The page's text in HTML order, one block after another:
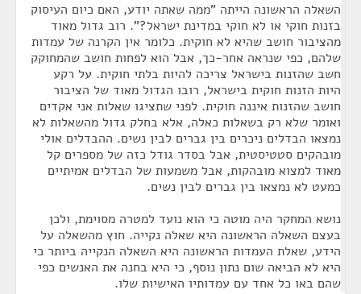
השאלה הראשונה הייתה "ממה שאתה יודע, האם כיום העיסוק
בזנות חוקי או לא חוקי במדינת ישראל?". רוב גדול מאוד
מהציבור חושב שהיא לא חוקית. כלומר אין הקרנה של עמדות
שלהם, כפי שנראה אחר-כך, אבל הוא לפחות חושב שהמחוקק
חשב שהזנות בישראל צריכה להיות בלתי חוקית. על רקע
היות הזנות חוקית בישראל, רובו הגדול מאוד של הציבור
חושב שהזנות איננה חוקית. לפני שתציגו שאלות אני אקדים
ואומר שלא רק בשאלות כאלה, אלא בחלק גדול מהשאלות לא
נמצאו הבדלים ניכרים בין גברים לבין נשים. ההבדלים אולי
מובהקים סטטיסטית, אבל בסדר גודל כזה של מספרים קל
מאוד למצוא מובהקות, אבל משמעות של הבדלים אמיתיים
כמעט לא נמצאו בין גברים לבין נשים.
נושא המחקר היה מוטה כי הוא נועד למטרה מסוימת, ולכן
בעצם השאלה הראשונה היא שאלה נקייה. חוץ מהשאלה על
הידע, שאלת העמדות הראשונה היא השאלה הנקייה ביותר כי
היא לא הביאה שום נתון נוסף, כי היא בחנה את האנשים כפי
שהם באו כל אחד עם עמדותיו האישיות שלו.